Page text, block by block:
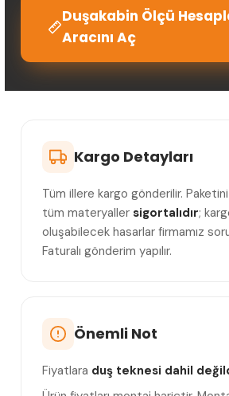
Duşakabin Ölçü
Aracını Aç
Kargo Detayları
Tüm illere kargo gönderilir.
tüm materyaller sigortalıdır;
oluşabilecek hasarlar firmamız
Faturalı gönderim yapılır.
Önemli Not
Fiyatlara duş teknesi dahil